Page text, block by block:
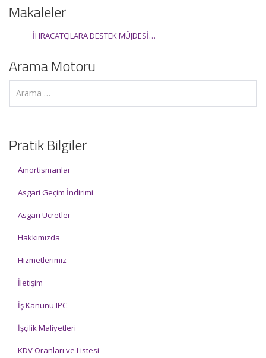
Makaleler
İHRACATÇILARA DESTEK MÜJDESİ…
Arama Motoru
Pratik Bilgiler
Amortismanlar
Asgari Geçim İndirimi
Asgari Ücretler
Hakkımızda
Hizmetlerimiz
İletişim
İş Kanunu IPC
İşçilik Maliyetleri
KDV Oranları ve Listesi